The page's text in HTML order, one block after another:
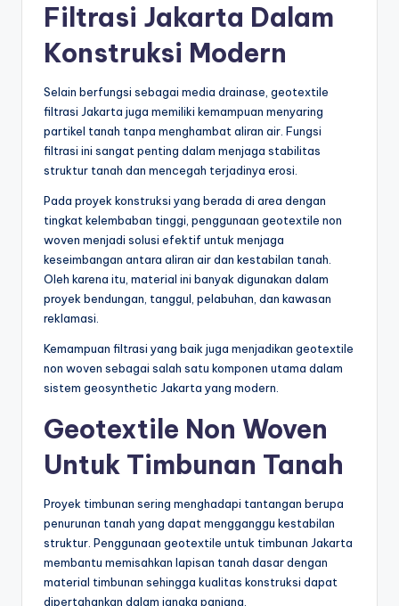
Filtrasi Jakarta Dalam
Konstruksi Modern
Selain berfungsi sebagai media drainase, geotextile
filtrasi Jakarta juga memiliki kemampuan menyaring
partikel tanah tanpa menghambat aliran air. Fungsi
filtrasi ini sangat penting dalam menjaga stabilitas
struktur tanah dan mencegah terjadinya erosi.
Pada proyek konstruksi yang berada di area dengan
tingkat kelembaban tinggi, penggunaan geotextile non
woven menjadi solusi efektif untuk menjaga
keseimbangan antara aliran air dan kestabilan tanah.
Oleh karena itu, material ini banyak digunakan dalam
proyek bendungan, tanggul, pelabuhan, dan kawasan
reklamasi.
Kemampuan filtrasi yang baik juga menjadikan geotextile
non woven sebagai salah satu komponen utama dalam
sistem geosynthetic Jakarta yang modern.
Geotextile Non Woven
Untuk Timbunan Tanah
Proyek timbunan sering menghadapi tantangan berupa
penurunan tanah yang dapat mengganggu kestabilan
struktur. Penggunaan geotextile untuk timbunan Jakarta
membantu memisahkan lapisan tanah dasar dengan
material timbunan sehingga kualitas konstruksi dapat
dipertahankan dalam jangka panjang.